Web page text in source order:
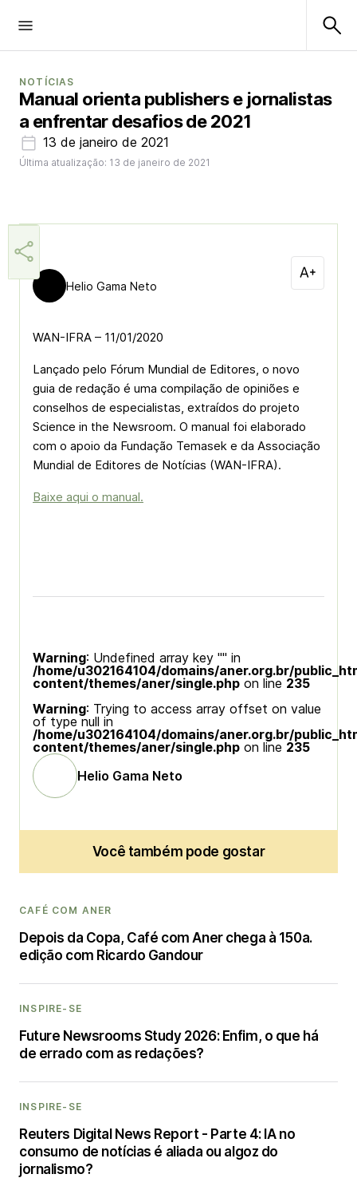
NOTÍCIAS
Manual orienta publishers e jornalistas
a enfrentar desafios de 2021
13 de janeiro de 2021
Última atualização: 13 de janeiro de 2021
Helio Gama Neto
WAN-IFRA – 11/01/2020
Lançado pelo Fórum Mundial de Editores, o novo
guia de redação é uma compilação de opiniões e
conselhos de especialistas, extraídos do projeto
Science in the Newsroom. O manual foi elaborado
com o apoio da Fundação Temasek e da Associação
Mundial de Editores de Notícias (WAN-IFRA).
Baixe aqui o manual.
Warning: Undefined array key "" in
/home/u302164104/domains/aner.org.br/
content/themes/aner/single.php on line 235
Warning: Trying to access array offset on value
of type null in
/home/u302164104/domains/aner.org.br/
content/themes/aner/single.php on line 235
Helio Gama Neto
Você também pode gostar
CAFÉ COM ANER
Depois da Copa, Café com Aner chega à 150a.
edição com Ricardo Gandour
INSPIRE-SE
Future Newsrooms Study 2026: Enfim, o que há
de errado com as redações?
INSPIRE-SE
Reuters Digital News Report - Parte 4: IA no
consumo de notícias é aliada ou algoz do
jornalismo?